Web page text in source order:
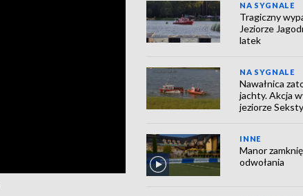
NA SYGNALE
Tragiczny
Jeziorze
latek
NA SYGNALE
Nawałnica
jachty. Akcja
jeziorze
INNE
Manor
odwołania